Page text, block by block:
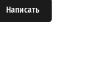
Написать